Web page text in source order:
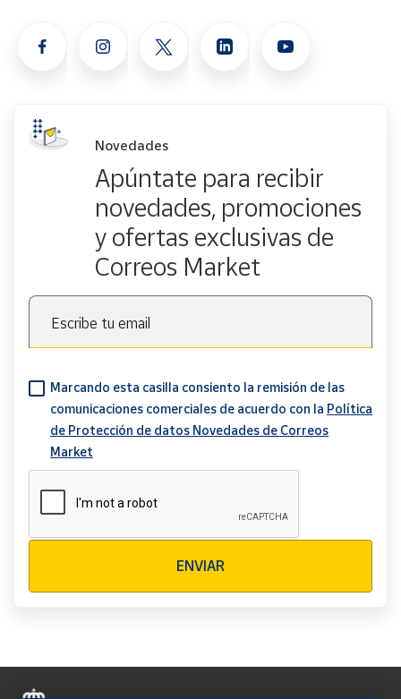
Novedades
Apúntate para recibir
novedades, promociones
y ofertas exclusivas de
Correos Market
Escribe tu email
Marcando esta casilla consiento la remisión de las
comunicaciones comerciales de acuerdo con la Política
de Protección de datos Novedades de Correos
Market
ENVIAR